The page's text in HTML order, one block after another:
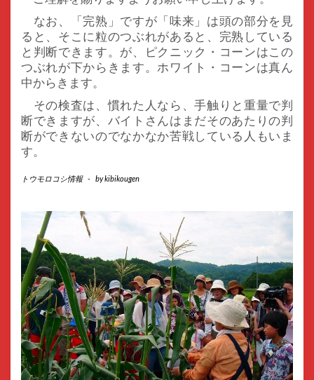
なお、「完熟」ですが「味来」は頭の部分を見
ると、そこに粒のつぶれがあると、完熟している
と判断できます。が、ピクニック・コーンはこの
つぶれが下からきます。ホワイト・コーンは真ん
中からきます。
その検査は、慣れた人なら、手触りと重量で判
断できますが、バイトさんはまだそのあたりの判
断ができないのでなかなか苦戦している人もいま
す。
トウモロコシ情報 - bykibikougen